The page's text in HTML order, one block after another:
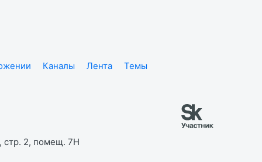
Каналы Лента
Темы
стр. 2, помещ. 7Н